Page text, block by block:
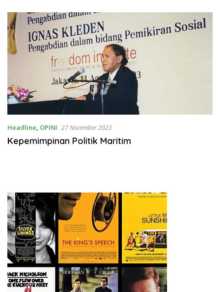
Headline, OPINI 27 November 2023
Kepemimpinan Politik Maritim